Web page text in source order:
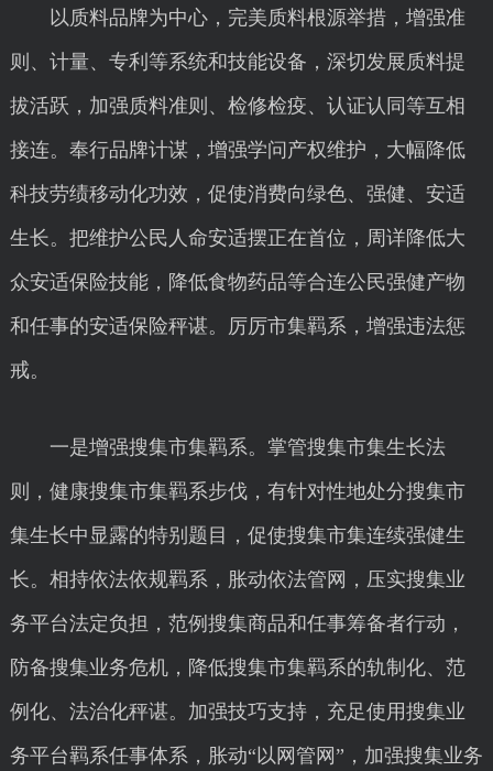
以质料品牌为中心，完美质料根源举措，增强准
则、计量、专利等系统和技能设备，深切发展质料提
拔活跃，加强质料准则、检修检疫、认证认同等互相
接连。奉行品牌计谋，增强学问产权维护，大幅降低
科技劳绩移动化功效，促使消费向绿色、强健、安适
生长。把维护公民人命安适摆正在首位，周详降低大
众安适保险技能，降低食物药品等合连公民强健产物
和任事的安适保险秤谌。厉厉市集羁系，增强违法惩
戒。
一是增强搜集市集羁系。掌管搜集市集生长法
则，健康搜集市集羁系步伐，有针对性地处分搜集市
集生长中显露的特别题目，促使搜集市集连续强健生
长。相持依法依规羁系，胀动依法管网，压实搜集业
务平台法定负担，范例搜集商品和任事筹备者行动，
防备搜集业务危机，降低搜集市集羁系的轨制化、范
例化、法治化秤谌。加强技巧支持，充足使用搜集业
务平台羁系任事体系，胀动“以网管网”，加强搜集业务